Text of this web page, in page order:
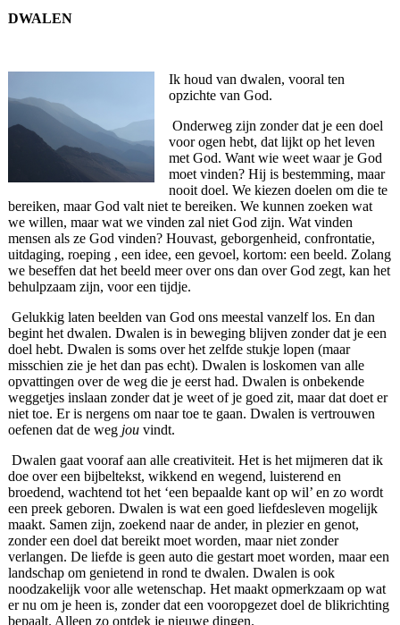
DWALEN
Ik houd van dwalen, vooral ten
opzichte van God.
Onderweg zijn zonder dat je een doel
voor ogen hebt, dat lijkt op het leven
met God. Want wie weet waar je God
moet vinden? Hij is bestemming, maar
nooit doel. We kiezen doelen om die te
bereiken, maar God valt niet te bereiken. We kunnen zoeken wat
we willen, maar wat we vinden zal niet God zijn. Wat vinden
mensen als ze God vinden? Houvast, geborgenheid, confrontatie,
uitdaging, roeping , een idee, een gevoel, kortom: een beeld. Zolang
we beseffen dat het beeld meer over ons dan over God zegt, kan het
behulpzaam zijn, voor een tijdje.
Gelukkig laten beelden van God ons meestal vanzelf los. En dan
begint het dwalen. Dwalen is in beweging blijven zonder dat je een
doel hebt. Dwalen is soms over het zelfde stukje lopen (maar
misschien zie je het dan pas echt). Dwalen is loskomen van alle
opvattingen over de weg die je eerst had. Dwalen is onbekende
weggetjes inslaan zonder dat je weet of je goed zit, maar dat doet er
niet toe. Er is nergens om naar toe te gaan. Dwalen is vertrouwen
oefenen dat de weg jouvindt.
Dwalen gaat vooraf aan alle creativiteit. Het is het mijmeren dat ik
doe over een bijbeltekst, wikkend en wegend, luisterend en
broedend, wachtend tot het ‘een bepaalde kant op wil’ en zo wordt
een preek geboren. Dwalen is wat een goed liefdesleven mogelijk
maakt. Samen zijn, zoekend naar de ander, in plezier en genot,
zonder een doel dat bereikt moet worden, maar niet zonder
verlangen. De liefde is geen auto die gestart moet worden, maar een
landschap om genietend in rond te dwalen. Dwalen is ook
noodzakelijk voor alle wetenschap. Het maakt opmerkzaam op wat
er nu om je heen is, zonder dat een vooropgezet doel de blikrichting
bepaalt. Alleen zo ontdek je nieuwe dingen.